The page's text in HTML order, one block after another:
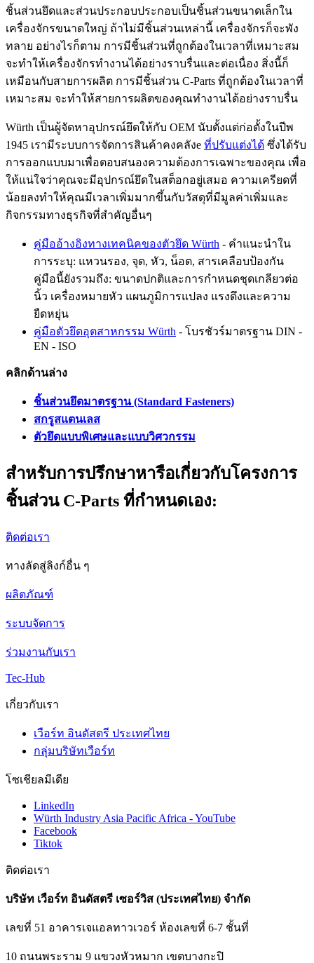
ชิ้นส่วนยึดและส่วนประกอบประกอบเป็นชิ้นส่วนขนาดเล็กใน
เครื่องจักรขนาดใหญ่ ถ้าไม่มีชิ้นส่วนเหล่านี้ เครื่องจักรก็จะพัง
ทลาย อย่างไรก็ตาม การมีชิ้นส่วนที่ถูกต้องในเวลาที่เหมาะสม
จะทำให้เครื่องจักรทำงานได้อย่างราบรื่นและต่อเนื่อง สิ่งนี้ก็
เหมือนกับสายการผลิต การมีชิ้นส่วน C-Parts ที่ถูกต้องในเวลาที่
เหมาะสม จะทำให้สายการผลิตของคุณทำงานได้อย่างราบรื่น
Würth เป็นผู้จัดหาอุปกรณ์ยึดให้กับ OEM นับตั้งแต่ก่อตั้งในปีพ
1945 เรามีระบบการจัดการสินค้าคงคลังe ที่ปรับแต่งได้ ซึ่งได้รับ
การออกแบบมาเพื่อตอบสนองความต้องการเฉพาะของคุณ เพื่อ
ให้แน่ใจว่าคุณจะมีอุปกรณ์ยึดในสต็อกอยู่เสมอ ความเครียดที่
น้อยลงทำให้คุณมีเวลาเพิ่มมากขึ้นกับวัสดุที่มีมูลค่าเพิ่มและ
กิจกรรมทางธุรกิจที่สำคัญอื่นๆ
คู่มืออ้างอิงทางเทคนิคของตัวยึด Würth - คำแนะนำใน
การระบุ: แหวนรอง, จุด, หัว, น็อต, สารเคลือบป้องกัน
คู่มือนี้ยังรวมถึง: ขนาดปกติและการกำหนดชุดเกลียวต่อ
นิ้ว เครื่องหมายหัว แผนภูมิการแปลง แรงดึงและความ
ยืดหยุ่น
คู่มือตัวยึดอุตสาหกรรม Würth - โบรชัวร์มาตรฐาน DIN -
EN - ISO
คลิกด้านล่าง
ชิ้นส่วนยึดมาตรฐาน (Standard Fasteners)
สกรูสแตนเลส
ตัวยึดแบบพิเศษและแบบวิศวกรรม
สำหรับการปรึกษาหารือเกี่ยวกับโครงการ
ชิ้นส่วน C-Parts ที่กำหนดเอง:
ติดต่อเรา
ทางลัดสู่ลิงก์อื่น ๆ
ผลิตภัณฑ์
ระบบจัดการ
ร่วมงานกับเรา
Tec-Hub
เกี่ยวกับเรา
เวือร์ท อินดัสตรี ประเทศไทย
กลุ่มบริษัทเวือร์ท
โซเชียลมีเดีย
LinkedIn
Würth Industry Asia Pacific Africa - YouTube
Facebook
Tiktok
ติดต่อเรา
บริษัท เวือร์ท อินดัสตรี เซอร์วิส (ประเทศไทย) จำกัด
เลขที่ 51 อาคารเจแอลทาวเวอร์ ห้องเลขที่ 6-7 ชั้นที่
10 ถนนพระราม 9 แขวงหัวหมาก เขตบางกะปิ